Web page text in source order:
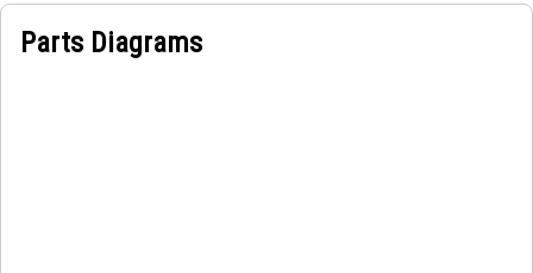
Parts Diagrams